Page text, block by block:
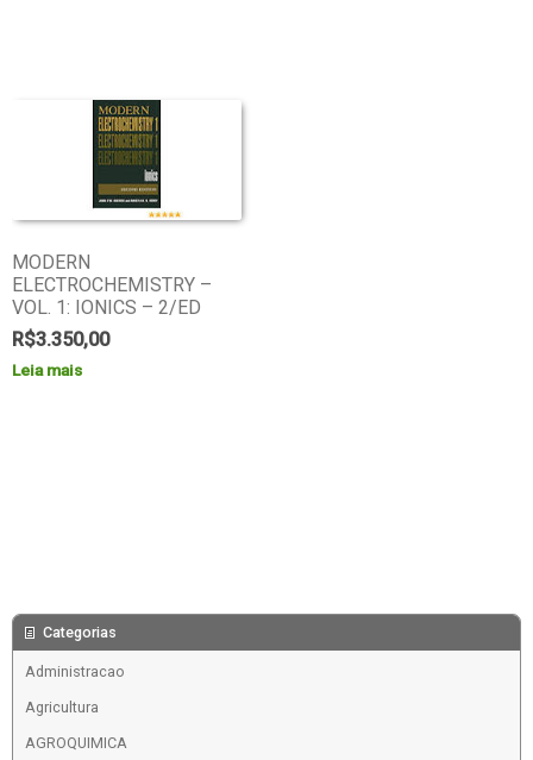
MODERN
ELECTROCHEMISTRY –
VOL. 1: IONICS – 2/ED
R$3.350,00
Leia mais
Categorias
Administracao
Agricultura
AGROQUIMICA